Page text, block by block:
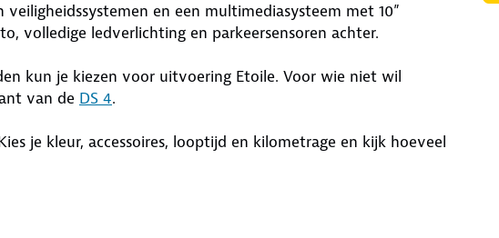
en een multimediasysteem met 10”
volledige ledverlichting en parkeersensoren achter.
kun je kiezen voor uitvoering Etoile. Voor wie niet wil
van de DS 4.
je kleur, accessoires, looptijd en kilometrage en kijk hoeveel